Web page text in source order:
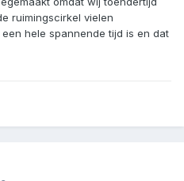
ruimingscirkel vielen
hele spannende tijd is en dat